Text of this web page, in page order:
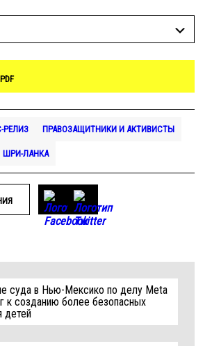
РЕЛИЗ ПРАВОЗАЩИТНИКИ И АКТИВИСТЫ
ШРИ-ЛАНКА
суда в Нью-Мексико по делу Meta
к созданию более безопасных
детей